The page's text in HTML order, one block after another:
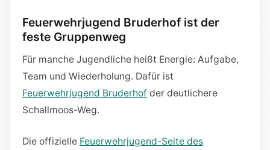
Feuerwehrjugend Bruderhof ist der
feste Gruppenweg
Für manche Jugendliche heißt Energie: Aufgabe,
Team und Wiederholung. Dafür ist
Feuerwehrjugend Bruderhof der deutlichere
Schallmoos-Weg.
Die offizielle Feuerwehrjugend-Seite des